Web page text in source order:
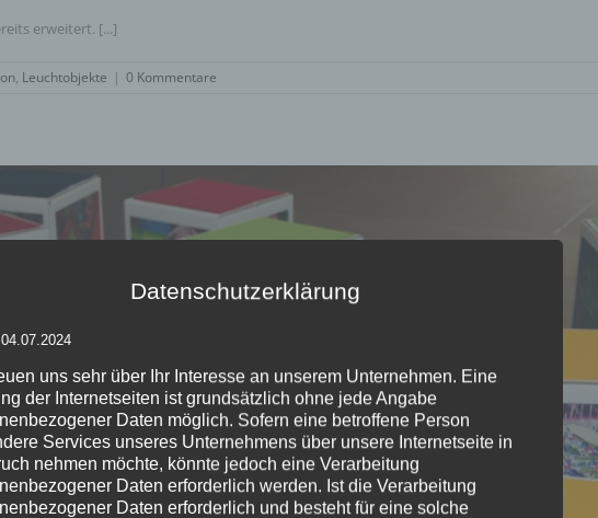
erweitert. [...]
, Leuchtobjekte | 0 Kommentare
Datenschutzerklärung
uns sehr über Ihr Interesse an unserem Unternehmen. Eine
der Internetseiten ist grundsätzlich ohne jede Angabe
Daten möglich. Sofern eine betroffene Person
Services unseres Unternehmens über unsere Internetseite in
nehmen möchte, könnte jedoch eine Verarbeitung
Daten erforderlich werden. Ist die Verarbeitung
Daten erforderlich und besteht für eine solche